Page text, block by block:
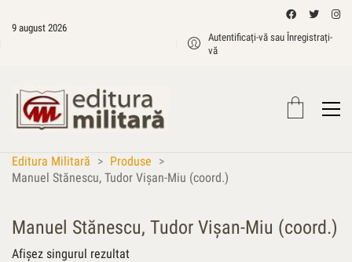
9 august 2026
Autentificați-vă sau Înregistrați-
vă
Editura Militară > Produse >
Manuel Stănescu, Tudor Vişan-Miu (coord.)
Manuel Stănescu, Tudor Vişan-Miu (coord.)
Afișez singurul rezultat